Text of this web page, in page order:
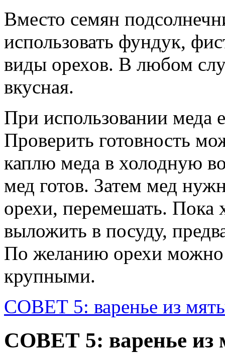
Вместо семян
использовать фундук,
виды орехов. В любом
вкусная.
При использовании меда
Проверить готовность
каплю меда в холодную
мед готов. Затем мед
орехи, перемешать. Пока
выложить в посуду,
По желанию орехи можно
крупными.
СОВЕТ 5: варенье из
СОВЕТ 5: варенье из